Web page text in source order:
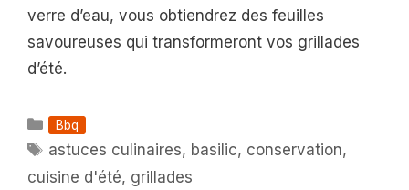
verre d’eau, vous obtiendrez des feuilles
savoureuses qui transformeront vos grillades
d’été.
Catégories
Bbq
Étiquettes
astuces culinaires, basilic, conservation,
cuisine d'été, grillades